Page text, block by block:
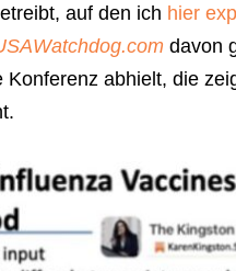
auf den ich hier
davon
Konferenz abhielt, die